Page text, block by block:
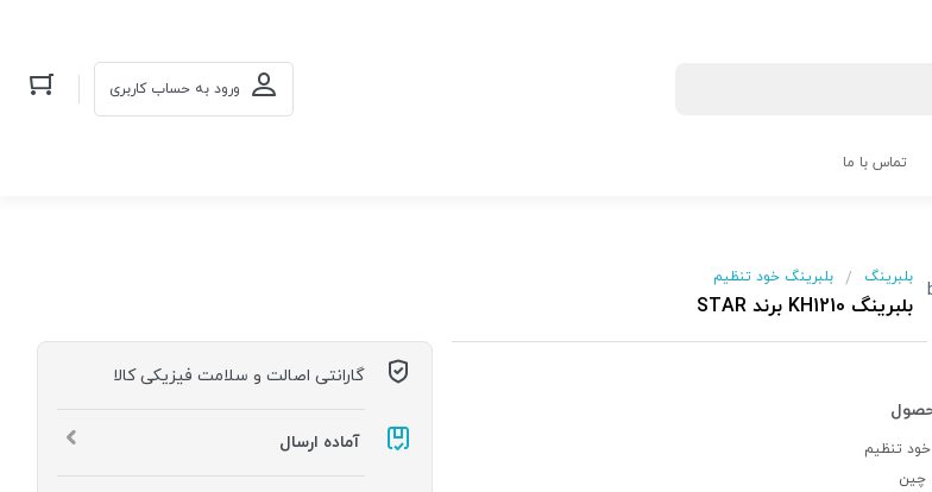
ورود به حساب کاربری
تماس با ما
بلبرینگ / بلبرینگ خود تنظیم
بلبرینگ KH1210 برند STAR
خود تنظیم
چین
گارانتی اصالت و سلامت فیزیکی کالا
آماده ارسال